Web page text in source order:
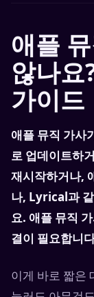
애플
않나요
가이드
애플 뮤직 가사
로 업데이트하
재시작하거나,
나, Lyrical과
요. 애플 뮤직
결이 필요합니
이게 바로 짧은